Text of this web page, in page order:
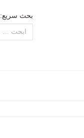
بحث سريع: